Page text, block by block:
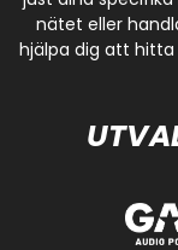
nätet eller
hjälpa dig att hitta